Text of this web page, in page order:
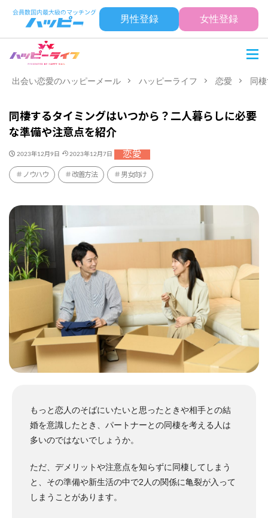
男性登録 女性登録
出会い恋愛のハッピーメール ハッピーライフ 恋愛 同
同棲するタイミングはいつから？二人暮らしに必要
な準備や注意点を紹介
2023年12月9日 2023年12月7日 恋愛
ノウハウ 改善方法 男女向け
もっと恋人のそばにいたいと思ったときや相手との結
婚を意識したとき、パートナーとの同棲を考える人は
多いのではないでしょうか。
ただ、デメリットや注意点を知らずに同棲してしまう
と、その準備や新生活の中で2人の関係に亀裂が入って
しまうことがあります。